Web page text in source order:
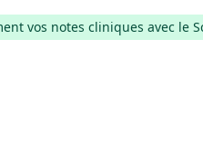
vos notes cliniques avec le